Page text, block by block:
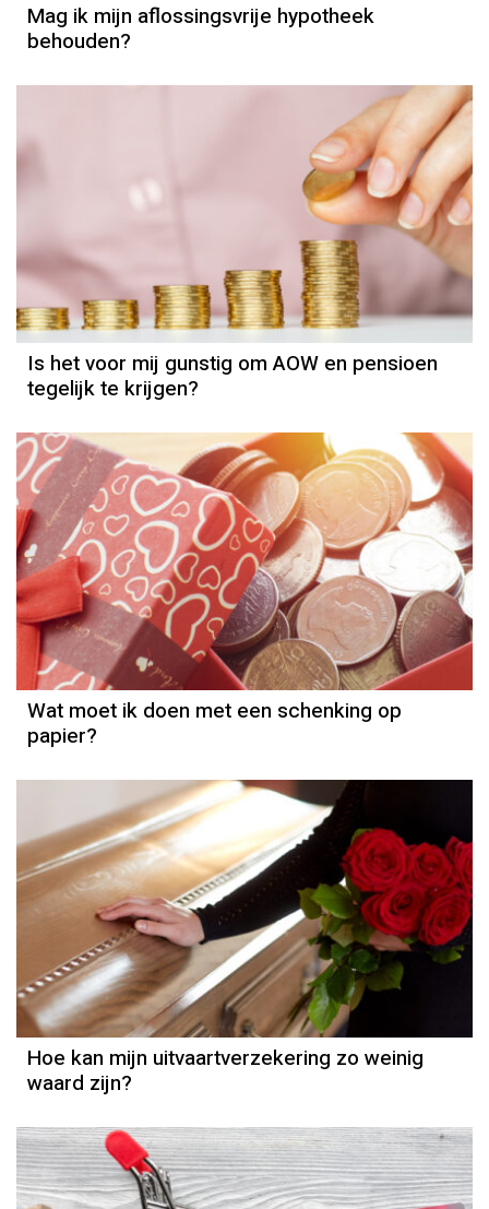
Mag ik mijn aflossingsvrije hypotheek
behouden?
Is het voor mij gunstig om AOW en pensioen
tegelijk te krijgen?
Belasting(vrij)
Wat moet ik doen met een schenking op
papier?
Uitvaartverzekering
Hoe kan mijn uitvaartverzekering zo weinig
waard zijn?